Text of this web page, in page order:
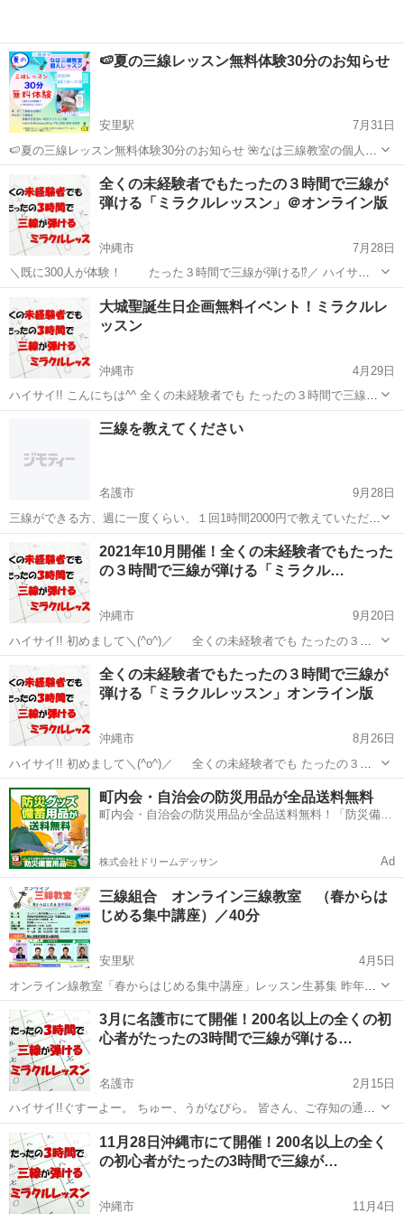
🍉夏の三線レッスン無料体験30分のお知らせ
安里駅
7月31日
🍉夏の三線レッスン無料体験30分のお知らせ 🌺なは三線教室の個人レ
ッスンで🪕三線体験をしよう✨ 夏から三線レッスンスタート！🏃‍♂️✨し
ませんか 🌀新規申込キャンペーン同時スタート♪ 期間／2022年８月１
日～31日...
沖縄 那覇市 安里駅 その他 三線
全くの未経験者でもたったの３時間で三線が
弾ける「ミラクルレッスン」＠オンライン版
沖縄市
7月28日
＼既に300人が体験！ たった３時間で三線が弾ける⁉️／ ハイサイ!!
こんにちは^^ 全くの未経験者でも たったの３時間で三線が弾ける ミ
ラクル三線講師の大城です。 皆さんご存知の...
沖縄 沖縄市 その他 三線
大城聖誕生日企画無料イベント！ミラクルレ
ッスン
沖縄市
4月29日
ハイサイ!! こんにちは^^ 全くの未経験者でも たったの３時間で三線が
弾ける ミラクル三線講師の大城です。 皆さんご存知の通り、 沖縄発
祥で認知度が高いにも関わらず、 その普及率はまだまだ低い楽器...
沖縄市 その他 三線
三線を教えてください
名護市
9月28日
三線ができる方、週に一度くらい、１回1時間2000円で教えていただけ
ませんか？ 名護市内であれば、こちらから伺います。
沖縄 名護市 その他 三線
2021年10月開催！全くの未経験者でもたった
の３時間で三線が弾ける「ミラクル…
沖縄市
9月20日
ハイサイ!! 初めまして＼(^o^)／ 全くの未経験者でも たったの３時
間で三線が弾ける ミラクル三線講師の大城です。 あなたは、音
楽は好きですか？ 沖縄は好きですか？ いつかは三線を弾いてみ...
沖縄 沖縄市 その他 三線
全くの未経験者でもたったの３時間で三線が
弾ける「ミラクルレッスン」オンライン版
沖縄市
8月26日
ハイサイ!! 初めまして＼(^o^)／ 全くの未経験者でも たったの３時
間で三線が弾ける 三線教室の大城です。 あなたは、音楽は好き
ですか？ 沖縄は好きですか？ いつかは三線を弾いてみたいと ...
沖縄 沖縄市 その他 三線
町内会・自治会の防災用品が全品送料無料
町内会・自治会の防災用品が全品送料無料！「防災備蓄
株式会社ドリームデッサン Ad
三線組合 オンライン三線教室 （春からは
じめる集中講座）／40分
安里駅
4月5日
オンライン線教室「春からはじめる集中講座」レッスン生募集 昨年か
らスタートし、好評いただいております オンライン三線教室 春ス
タートの集中講座のご案内です。 新しく、中・上級の講師に大城貴幸
先生、初級の講師に糸数く...
沖縄 那覇市 安里駅 その他 三線
3月に名護市にて開催！200名以上の全くの初
心者がたったの3時間で三線が弾ける…
名護市
2月15日
ハイサイ!!ぐすーよー。 ちゅー、うがなびら。 皆さん、ご存知の通
り、 沖縄発祥で認知度が高いにも関わらず、 その普及率はまだまだ低
い楽器のひとつに 「三線」があります。 どうしても三線って難しい楽
器、 ...
沖縄 名護市 その他 三線
11月28日沖縄市にて開催！200名以上の全く
の初心者がたったの3時間で三線が…
沖縄市 11月4日